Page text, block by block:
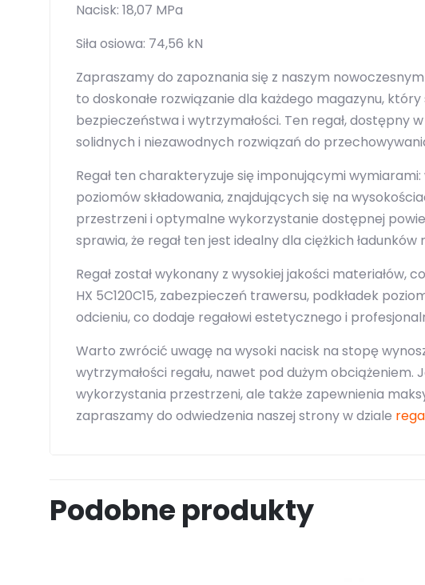
Nacisk: 18,07 MPa
Siła osiowa: 74,56 kN
Zapraszamy do zapoznania się z naszym nowoczesnym
to doskonałe rozwiązanie dla każdego magazynu,
bezpieczeństwa i wytrzymałości. Ten regał, dostępny
solidnych i niezawodnych rozwiązań do
Regał ten charakteryzuje się imponującymi
poziomów składowania, znajdujących się na
przestrzeni i optymalne wykorzystanie dostępnej
sprawia, że regał ten jest idealny dla ciężkich
Regał został wykonany z wysokiej jakości materiałów,
HX 5C120C15, zabezpieczeń trawersu, podkładek
odcieniu, co dodaje regałowi estetycznego i
Warto zwrócić uwagę na wysoki nacisk na stopę
wytrzymałości regału, nawet pod dużym
wykorzystania przestrzeni, ale także zapewnienia
zapraszamy do odwiedzenia naszej strony w dziale
Podobne produkty